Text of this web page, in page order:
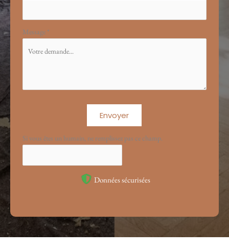
Message *
Envoyer
Si vous êtes un humain, ne remplissez pas ce champ.
Données sécurisées